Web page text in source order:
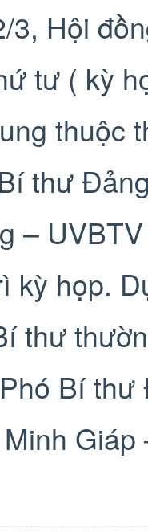
3, Hội
tư ( kỳ
thuộc
thư
–
kỳ họp.
thư
Bí